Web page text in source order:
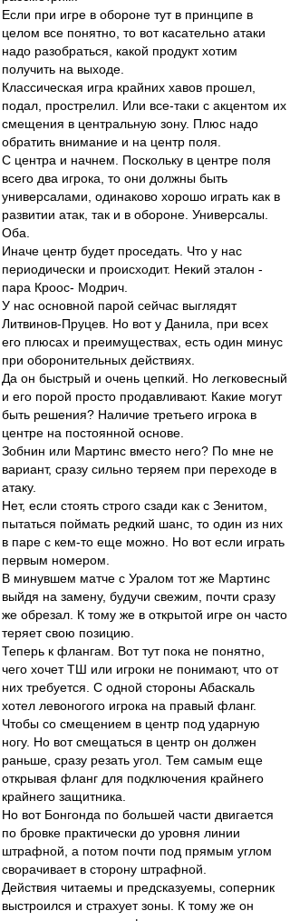
Если при игре в обороне тут в принципе в
целом все понятно, то вот касательно атаки
надо разобраться, какой продукт хотим
получить на выходе.
Классическая игра крайних хавов прошел,
подал, прострелил. Или все-таки с акцентом их
смещения в центральную зону. Плюс надо
обратить внимание и на центр поля.
С центра и начнем. Поскольку в центре поля
всего два игрока, то они должны быть
универсалами, одинаково хорошо играть как в
развитии атак, так и в обороне. Универсалы.
Оба.
Иначе центр будет проседать. Что у нас
периодически и происходит. Некий эталон -
пара Кроос- Модрич.
У нас основной парой сейчас выглядят
Литвинов-Пруцев. Но вот у Данила, при всех
его плюсах и преимуществах, есть один минус
при оборонительных действиях.
Да он быстрый и очень цепкий. Но легковесный
и его порой просто продавливают. Какие могут
быть решения? Наличие третьего игрока в
центре на постоянной основе.
Зобнин или Мартинс вместо него? По мне не
вариант, сразу сильно теряем при переходе в
атаку.
Нет, если стоять строго сзади как с Зенитом,
пытаться поймать редкий шанс, то один из них
в паре с кем-то еще можно. Но вот если играть
первым номером.
В минувшем матче с Уралом тот же Мартинс
выйдя на замену, будучи свежим, почти сразу
же обрезал. К тому же в открытой игре он часто
теряет свою позицию.
Теперь к флангам. Вот тут пока не понятно,
чего хочет ТШ или игроки не понимают, что от
них требуется. С одной стороны Абаскаль
хотел левоногого игрока на правый фланг.
Чтобы со смещением в центр под ударную
ногу. Но вот смещаться в центр он должен
раньше, сразу резать угол. Тем самым еще
открывая фланг для подключения крайнего
крайнего защитника.
Но вот Бонгонда по большей части двигается
по бровке практически до уровня линии
штрафной, а потом почти под прямым углом
сворачивает в сторону штрафной.
Действия читаемы и предсказуемы, соперник
выстроился и страхует зоны. К тому же он